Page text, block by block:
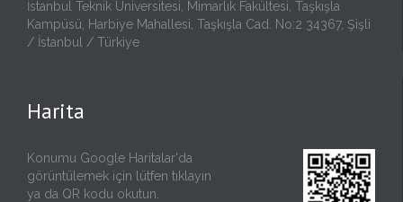
İstanbul Teknik Üniversitesi, Mimarlık Fakültesi, Taşkışla
Kampüsü, Harbiye Mahallesi, Taşkışla Cad. No:2 34367, Şişli
/ İstanbul / Türkiye
Harita
Konumu Google Haritalar'da
görüntülemek için lütfen tıklayın
ya da QR kodu okutun.